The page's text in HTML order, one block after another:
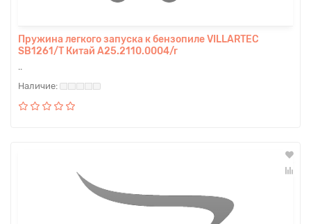
Пружина легкого запуска к бензопиле VILLARTEC
SB1261/T Китай A25.2110.0004/r
..